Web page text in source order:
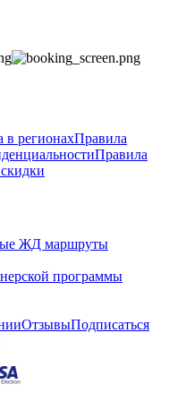
в регионахПравила
Правила
ЖД маршруты
программы
ОтзывыПодписаться